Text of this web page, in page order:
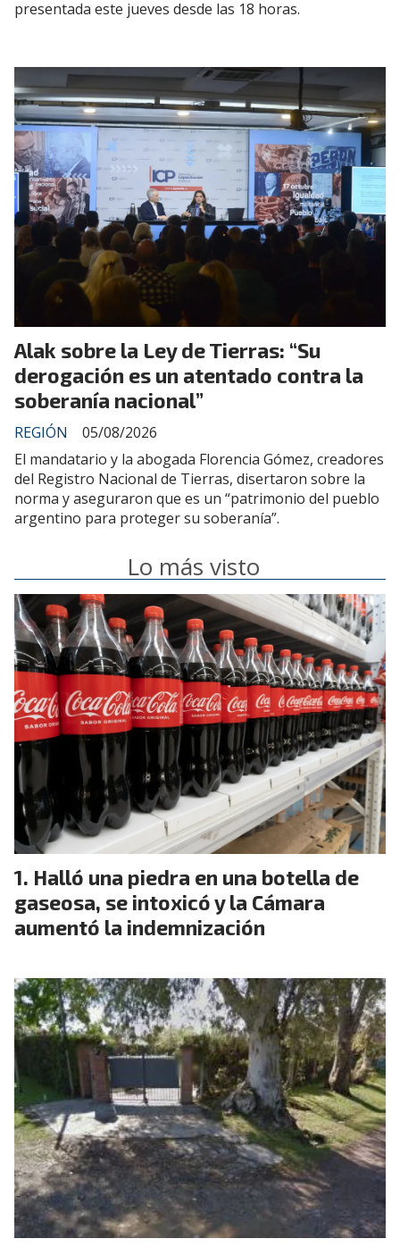
presentada este jueves desde las 18 horas.
Alak sobre la Ley de Tierras: “Su
derogación es un atentado contra la
soberanía nacional”
REGIÓN
05/08/2026
El mandatario y la abogada Florencia Gómez, creadores
del Registro Nacional de Tierras, disertaron sobre la
norma y aseguraron que es un “patrimonio del pueblo
argentino para proteger su soberanía”.
Lo más visto
Halló una piedra en una botella de
gaseosa, se intoxicó y la Cámara
aumentó la indemnización